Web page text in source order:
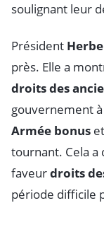
soulignant leur
Président
près. Elle a
droits des
gouvernement
Armée bonus
tournant. Cela a
faveurdroits
période difficile